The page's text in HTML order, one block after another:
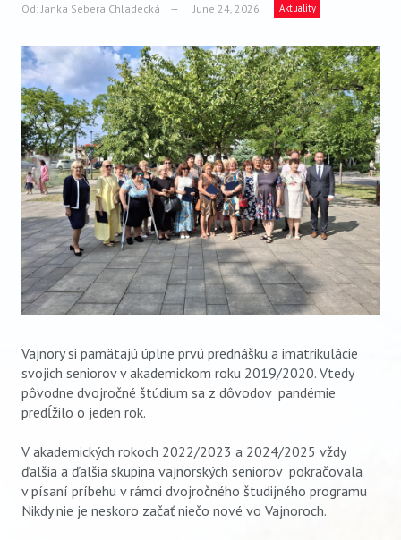
VIDEO
AUDIO
ARCHÍV VYDANÍ
Od: Janka Sebera Chladecká June 24, 2026 Aktuality
Vajnory si pamätajú úplne prvú prednášku a imatrikulácie
svojich seniorov v akademickom roku 2019/2020. Vtedy
pôvodne dvojročné štúdium sa z dôvodov pandémie
predĺžilo o jeden rok.
V akademických rokoch 2022/2023 a 2024/2025 vždy
ďalšia a ďalšia skupina vajnorských seniorov pokračovala
v písaní príbehu v rámci dvojročného študijného programu
Nikdy nie je neskoro začať niečo nové vo Vajnoroch.